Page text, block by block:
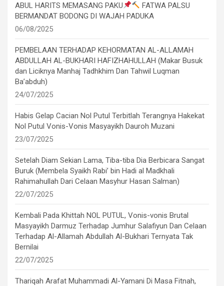
ABUL HARITS MEMASANG PAKU
FATWA PALSU
BERMANDAT BODONG DI WAJAH PADUKA
06/08/2025
PEMBELAAN TERHADAP KEHORMATAN AL-ALLAMAH
ABDULLAH AL-BUKHARI HAFIZHAHULLAH (Makar Busuk
dan Liciknya Manhaj Tadhkhim Dan Tahwil Luqman
Ba’abduh)
24/07/2025
Habis Gelap Cacian Nol Putul Terbitlah Terangnya Hakekat
Nol Putul Vonis-Vonis Masyayikh Dauroh Muzani
23/07/2025
Setelah Diam Sekian Lama, Tiba-tiba Dia Berbicara Sangat
Buruk (Membela Syaikh Rabi’ bin Hadi al Madkhali
Rahimahullah Dari Celaan Masyhur Hasan Salman)
22/07/2025
Kembali Pada Khittah NOL PUTUL, Vonis-vonis Brutal
Masyayikh Darmuz Terhadap Jumhur Salafiyun Dan Celaan
Terhadap Al-Allamah Abdullah Al-Bukhari Ternyata Tak
Bernilai
22/07/2025
Thariqah Arafat Muhammadi Al-Yamani Di Masa Fitnah,